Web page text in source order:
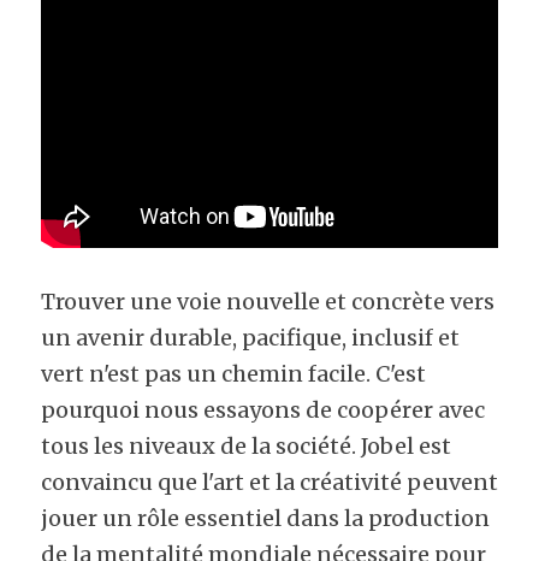
Trouver une voie nouvelle et concrète vers
un avenir durable, pacifique, inclusif et
vert n'est pas un chemin facile. C'est
pourquoi nous essayons de coopérer avec
tous les niveaux de la société. Jobel est
convaincu que l'art et la créativité peuvent
jouer un rôle essentiel dans la production
de la mentalité mondiale nécessaire pour